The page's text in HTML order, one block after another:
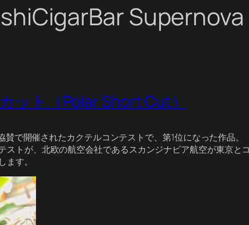
Supernova
ット（Polar Short Cut）
で開催されたカクテルコンテストで、第1位になった作品。
ストが、北欧の航空会社であるスカンジナビア航空が東京と
す。